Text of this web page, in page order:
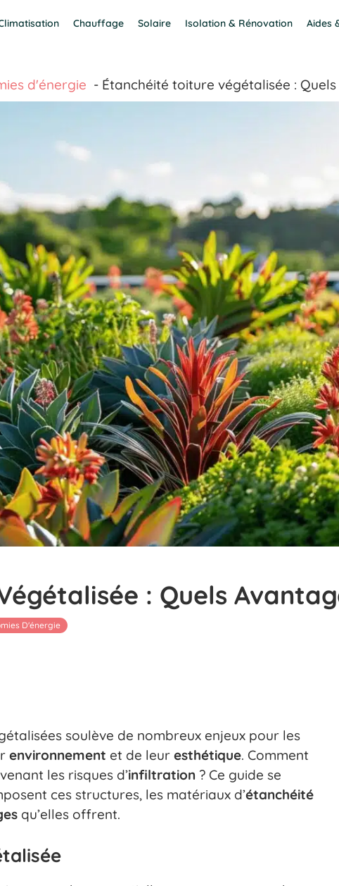
Chauffage Solaire Isolation & Rénovation Aides
d'énergie Étanchéité toiture végétalisée :
: Quels
D'énergie
soulève de nombreux enjeux pour les
environnement et de leur esthétique. Comment
les risques d’infiltration ? Ce guide se
ces structures, les matériaux d’étanchéité
qu’elles offrent.